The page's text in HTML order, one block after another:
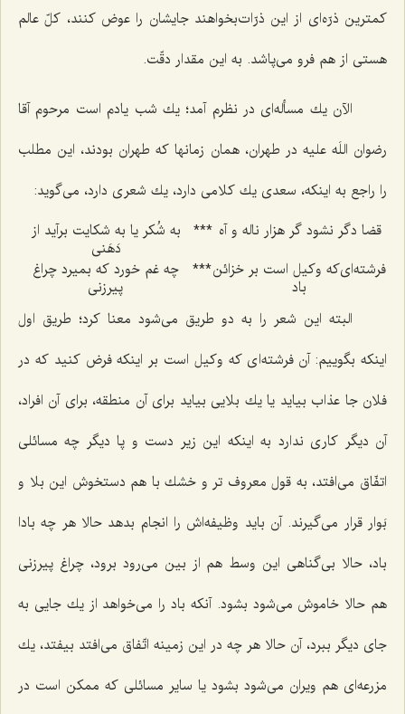
كمترین ذرّه‌ای از این ذرّات‌بخواهند جایشان را عوض كنند، كلّ عالم
هستی از هم فرو می‌پاشد. به این مقدار دقّت.
الآن یك مسأله‌ای در نظرم آمد؛ یك شب یادم است مرحوم آقا
رضوان اللَه علیه در طهران، همان زمانها كه طهران بودند، این مطلب
را راجع به اینكه، سعدی یك كلامی دارد، یك شعری دارد، می‌گوید:
قضا دگر نشود گر هزار ناله و آه‌ ***
به شُكر یا به شكایت برآید از
دَهَنی‌
فرشته‌ای‌كه وكیل است بر خزائن
باد
***
چه غم خورد كه بمیرد چراغ
پیرزنی‌
البته این شعر را به دو طریق می‌شود معنا كرد؛ طریق اول
اینكه بگوییم: آن فرشته‌ای كه وكیل است بر اینكه فرض كنید كه در
فلان جا عذاب بیاید یا یك بلایی بیاید برای آن منطقه، برای آن افراد،
آن دیگر كاری ندارد به اینكه این زیر دست و پا دیگر چه مسائلی
اتفّاق می‌افتد، به قول معروف تر و خشك با هم دستخوش این بلا و
بَوار قرار می‌گیرند. آن باید وظیفه‌اش را انجام بدهد حالا هر چه بادا
باد، حالا بی‌گناهی این وسط هم از بین می‌رود برود، چراغ پیرزنی
هم حالا خاموش می‌شود بشود. آنكه باد را می‌خواهد از یك جایی به
جای دیگر ببرد، آن حالا هر چه در این زمینه اتّفاق می‌افتد بیفتد، یك
مزرعه‌ای هم ویران می‌شود بشود یا سایر مسائلی كه ممكن است در